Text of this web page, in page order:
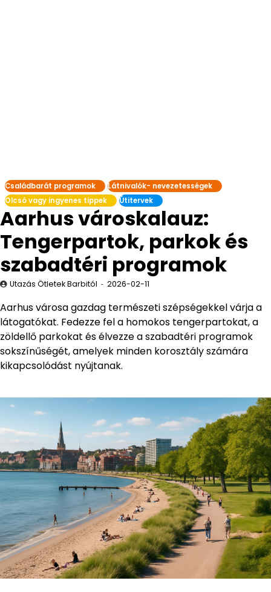
Családbarát programok
Látnivalók- nevezetességek
Olcsó vagy ingyenes tippek
Útitervek
Aarhus városkalauz:
Tengerpartok, parkok és
szabadtéri programok
Utazás Ötletek Barbitól 2026-02-11
Aarhus városa gazdag természeti szépségekkel várja a
látogatókat. Fedezze fel a homokos tengerpartokat, a
zöldellő parkokat és élvezze a szabadtéri programok
sokszínűségét, amelyek minden korosztály számára
kikapcsolódást nyújtanak.